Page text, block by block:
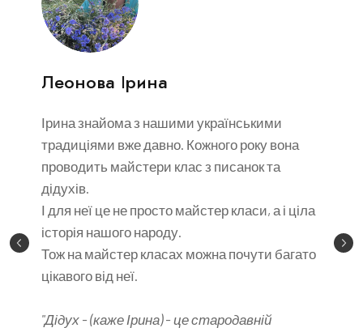
мир, здоров’я, добробут і щедрість наступного року.
Його ставили на покуті як найвищу шану предкам —
тихим гостям Різдвяної ночі.
У цінність входить:
● Майстер клас з виготовлення Дідуха.
● Усі необхідні матеріали.
Леонова Ірина
Ірина знайома з нашими українськими
традиціями вже давно. Кожного року вона
проводить майстери клас з писанок та
дідухів.
І для неї це не просто майстер класи, а і ціла
історія нашого народу.
Тож на майстер класах можна почути багато
цікавого від неї.
"Дідух - (каже Ірина) - це стародавній